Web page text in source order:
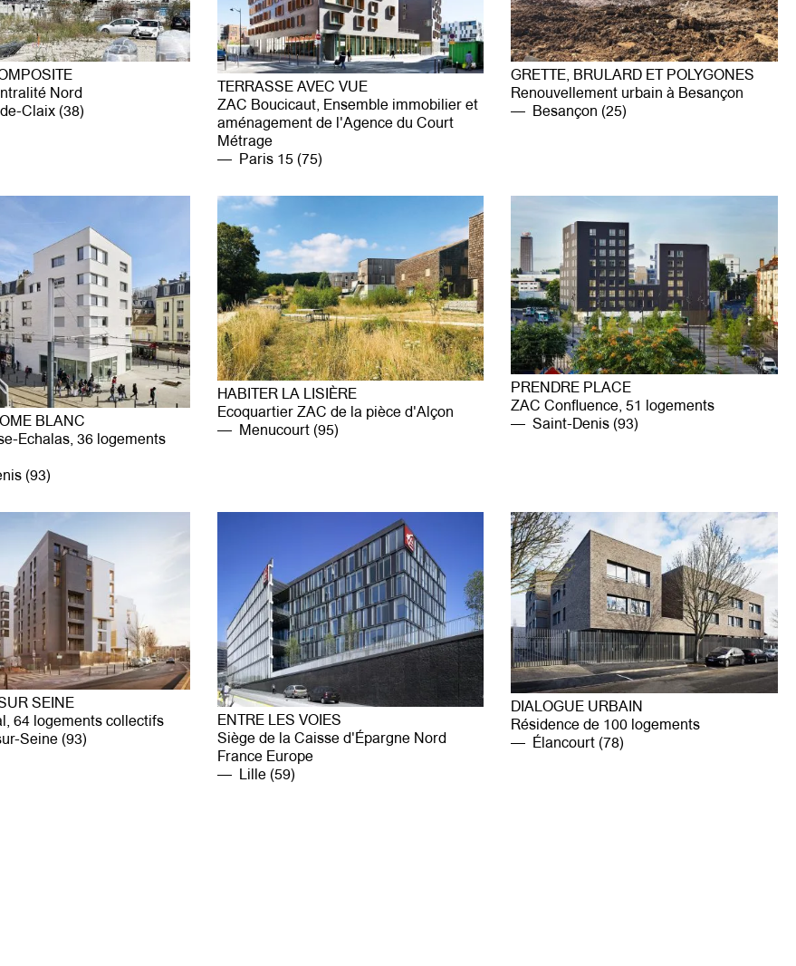
Nord
Claix (38)
TERRASSE AVEC VUE
ZAC Boucicaut, Ensemble immobilier et
aménagement de l'Agence du Court
Métrage
Paris 15 (75)
GRETTE, BRULARD ET POLYGONES
Renouvellement urbain à Besançon
Besançon (25)
BLANC
Echalas, 36 logements
(93)
HABITER LA LISIÈRE
Ecoquartier ZAC de la pièce d'Alçon
Menucourt (95)
PRENDRE PLACE
ZAC Confluence, 51 logements
Saint-Denis (93)
SEINE
64 logements collectifs
Seine (93)
ENTRE LES VOIES
Siège de la Caisse d'Épargne Nord
France Europe
Lille (59)
DIALOGUE URBAIN
Résidence de 100 logements
Élancourt (78)